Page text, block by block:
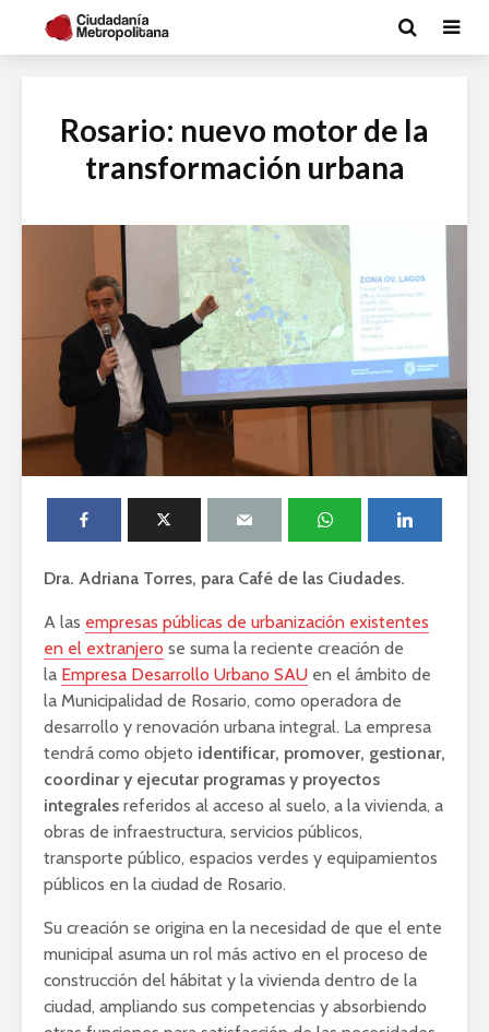
Rosario: nuevo motor de la
transformación urbana
Dra. Adriana Torres, para Café de las Ciudades.
A las empresas públicas de urbanización existentes
en el extranjero se suma la reciente creación de
la Empresa Desarrollo Urbano SAU en el ámbito de
la Municipalidad de Rosario, como operadora de
desarrollo y renovación urbana integral. La empresa
tendrá como objeto identificar, promover, gestionar,
coordinar y ejecutar programas y proyectos
integrales referidos al acceso al suelo, a la vivienda, a
obras de infraestructura, servicios públicos,
transporte público, espacios verdes y equipamientos
públicos en la ciudad de Rosario.
Su creación se origina en la necesidad de que el ente
municipal asuma un rol más activo en el proceso de
construcción del hábitat y la vivienda dentro de la
ciudad, ampliando sus competencias y absorbiendo